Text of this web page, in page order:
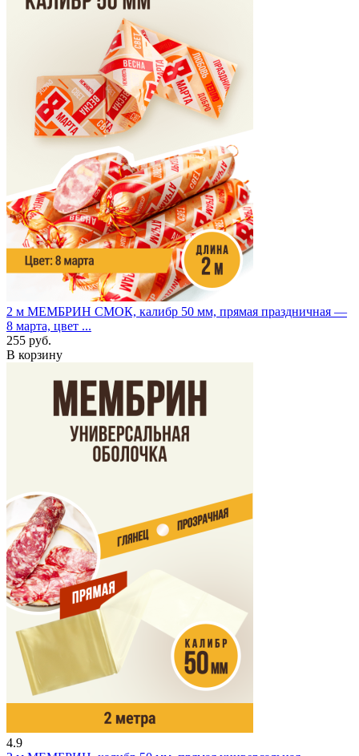
2 м МЕМБРИН СМОК, калибр 50 мм, прямая праздничная —
8 марта, цвет ...
255 руб.
В корзину
4.9